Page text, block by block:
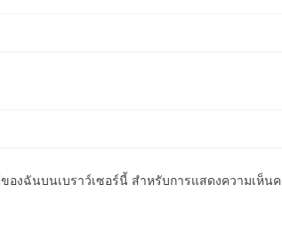
องฉันบนเบราว์เซอร์นี้ สำหรับการแสดงความเห็นค